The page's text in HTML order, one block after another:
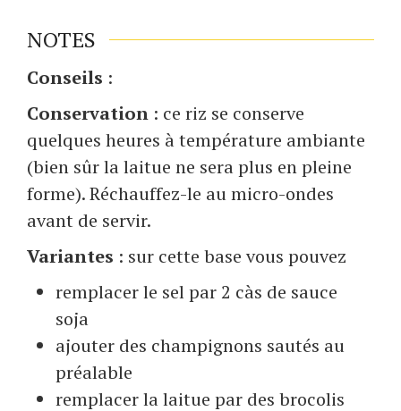
NOTES
Conseils :
Conservation : ce riz se conserve
quelques heures à température ambiante
(bien sûr la laitue ne sera plus en pleine
forme). Réchauffez-le au micro-ondes
avant de servir.
Variantes : sur cette base vous pouvez
remplacer le sel par 2 càs de sauce
soja
ajouter des champignons sautés au
préalable
remplacer la laitue par des brocolis